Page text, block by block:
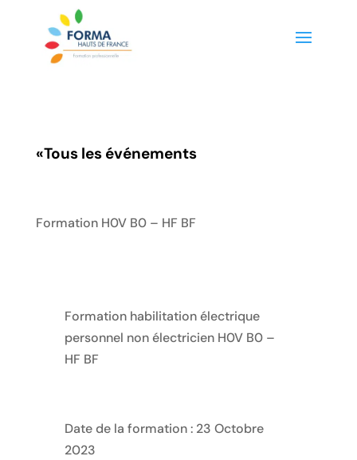
«Tous les événements
Formation H0V B0 – HF BF
Formation habilitation électrique
personnel non électricien H0V B0 –
HF BF
Date de la formation : 23 Octobre
2023